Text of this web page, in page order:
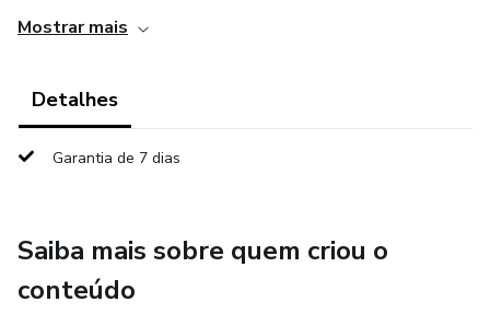
Mostrar mais
Detalhes
Garantia de 7 dias
Saiba mais sobre quem criou o
conteúdo